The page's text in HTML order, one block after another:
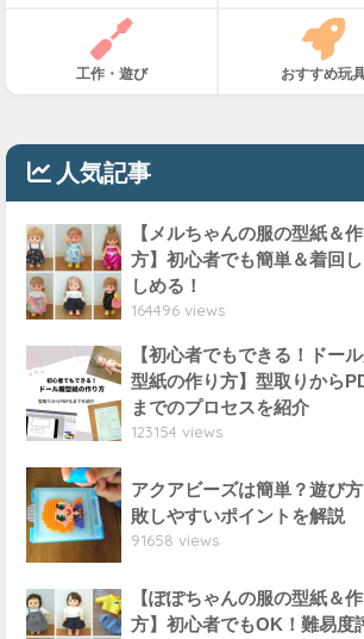
工作・遊び おすすめ玩
人気記事
【メルちゃんの服の型紙＆作
方】初心者でも簡単＆着回
しめる！
164496 views
【初心者でもできる！ドー
型紙の作り方】型取りから
までのプロセスを紹介
123154 views
アクアビーズは簡単？遊び
敗しやすいポイントを解説
91658 views
【ぽぽちゃんの服の型紙＆作
方】初心者でもOK！難易度